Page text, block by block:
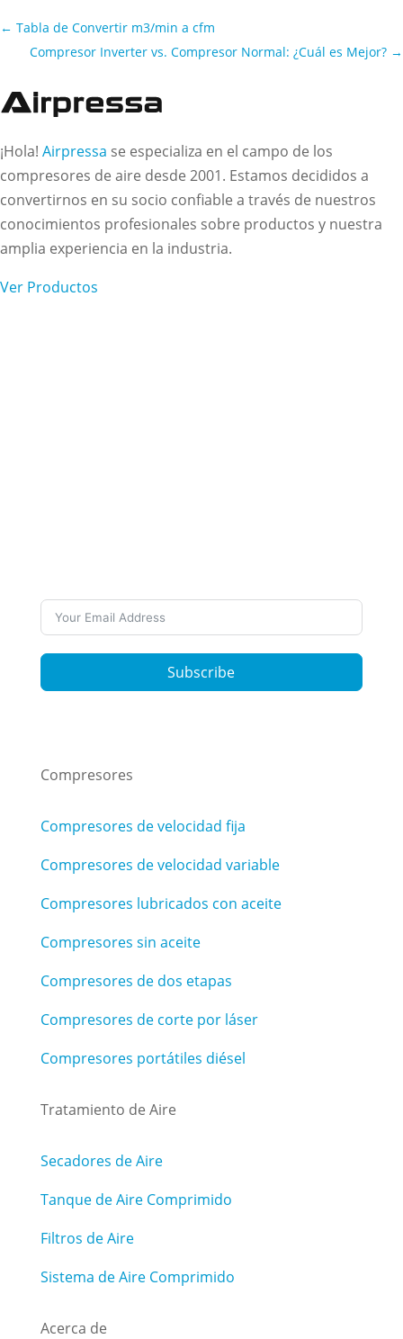
← Tabla de Convertir m3/min a cfm
Compresor Inverter vs. Compresor Normal: ¿Cuál es Mejor? →
¡Hola! Airpressa se especializa en el campo de los
compresores de aire desde 2001. Estamos decididos a
convertirnos en su socio confiable a través de nuestros
conocimientos profesionales sobre productos y nuestra
amplia experiencia en la industria.
Ver Productos
Subscribe
Compresores
Compresores de velocidad fija
Compresores de velocidad variable
Compresores lubricados con aceite
Compresores sin aceite
Compresores de dos etapas
Compresores de corte por láser
Compresores portátiles diésel
Tratamiento de Aire
Secadores de Aire
Tanque de Aire Comprimido
Filtros de Aire
Sistema de Aire Comprimido
Acerca de